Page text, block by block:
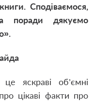
Сподіваємося,
дякуємо
яскраві об’ємні
цікаві факти про